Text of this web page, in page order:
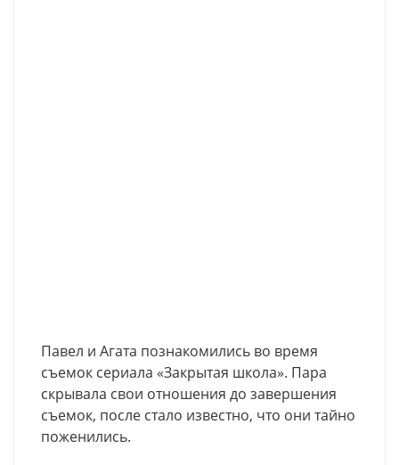
Павел и Агата познакомились во время
съемок сериала «Закрытая школа». Пара
скрывала свои отношения до завершения
съемок, после стало известно, что они тайно
поженились.